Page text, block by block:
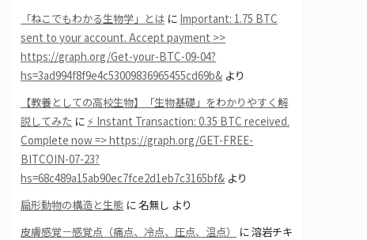
「ねこでもわかる生物学」とは に Important: 1.75 BTC
sent to your account. Accept payment >>
https://graph.org/Get-your-BTC-09-04?
hs=3ad994f8f9e4c53009836965455cd69b& より
【教養としての高校生物】「生物基礎」をわかりやすく解
説してみた に ⚡ Instant Transaction: 0.35 BTC received.
Complete now => https://graph.org/GET-FREE-
BITCOIN-07-23?
hs=68c489a15ab90ec7fce2d1eb7c3165bf& より
扁形動物の構造と生態 に名無し より
皮膚感覚－感覚点（痛点、冷点、圧点、温点）
に溶岩チキ